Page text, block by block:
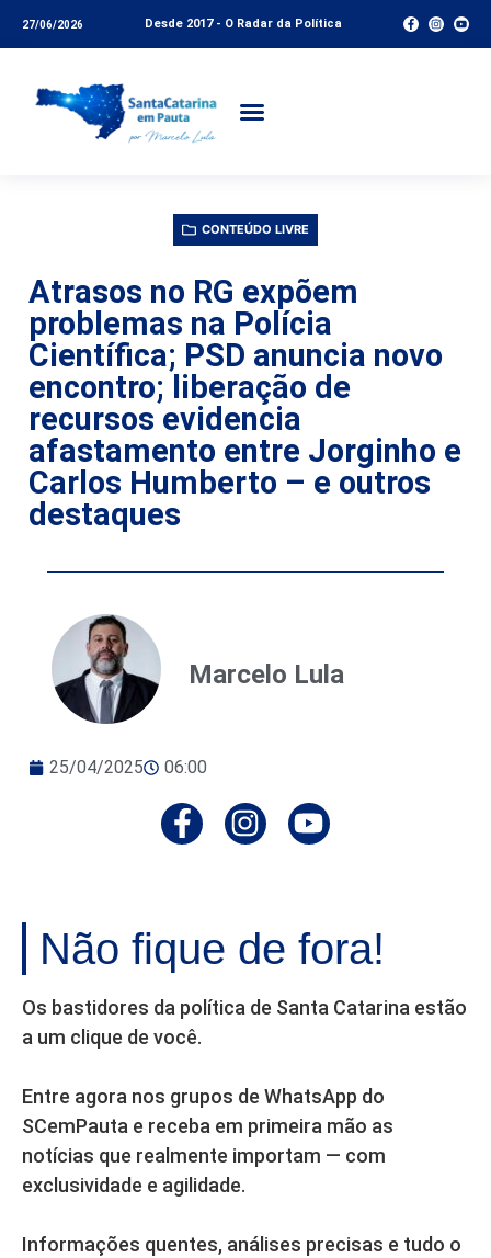
27/06/2026 Desde 2017 - O Radar da Política
CONTEÚDO LIVRE
Atrasos no RG expõem
problemas na Polícia
Científica; PSD anuncia novo
encontro; liberação de
recursos evidencia
afastamento entre Jorginho e
Carlos Humberto – e outros
destaques
Marcelo Lula
25/04/2025 06:00
Não fique de fora!
Os bastidores da política de Santa Catarina estão
a um clique de você.
Entre agora nos grupos de WhatsApp do
SCemPauta e receba em primeira mão as
notícias que realmente importam — com
exclusividade e agilidade.
Informações quentes, análises precisas e tudo o